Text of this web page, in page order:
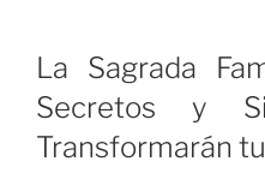
La Sagrada
Secretos y
Transformarán